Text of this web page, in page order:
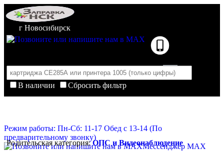
г Новосибирск
В наличии
Сбросить фильтр
Корзина пуста
Режим работы: Пн-Сб: 11-17 Обед с 13-14 (По
предварительному звонку)
Мессенджер MAX
Родительская категория:ОПС и Видеонаблюдение